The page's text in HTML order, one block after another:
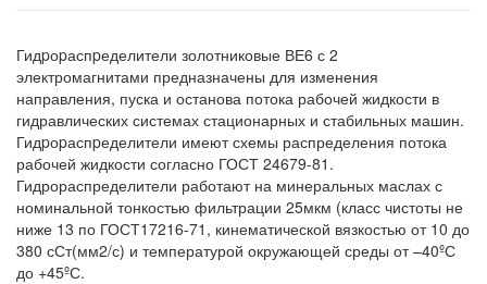
Гидpоpаспpеделители золотниковые ВЕ6 с 2
электромагнитами предназначены для изменения
направления, пуска и останова потока рабочей жидкости в
гидравлических системах стационарных и стабильных машин.
Гидpоpаспpеделители имеют схемы распределения потока
рабочей жидкости согласно ГОСТ 24679-81.
Гидрораспределители работают на минеральных маслах с
номинальной тонкостью фильтрации 25мкм (класс чистоты не
ниже 13 по ГОСТ17216-71, кинематической вязкостью от 10 до
380 сСт(мм2/с) и температурой окружающей среды от –40ºС
до +45ºС.